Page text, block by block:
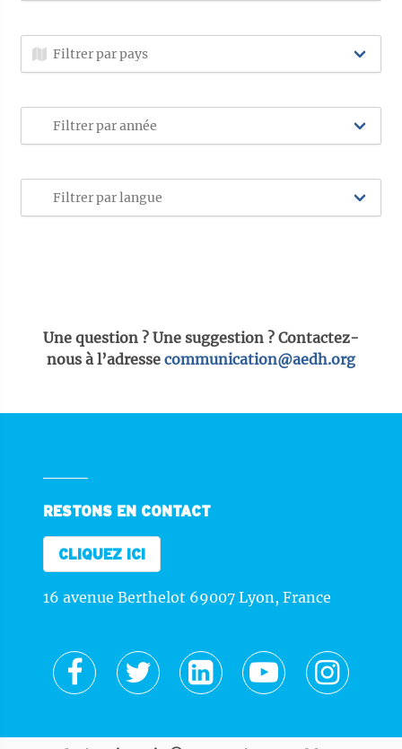
Une question ? Une suggestion ? Contactez-
nous à l’adresse communication@aedh.org
RESTONS EN CONTACT
CLIQUEZ ICI
16 avenue Berthelot 69007 Lyon, France